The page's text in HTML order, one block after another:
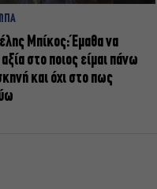
Μπίκος: Έμαθα να
στο ποιος είμαι πάνω
και όχι στο πως